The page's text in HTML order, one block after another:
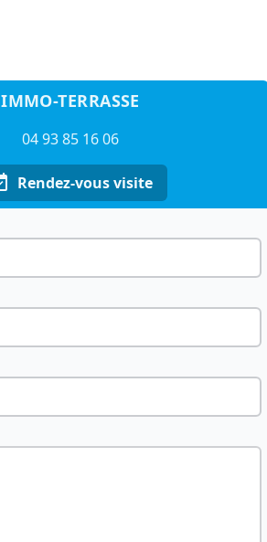
IMMO-TERRASSE
04 93 85 16 06
Rendez-vous visite